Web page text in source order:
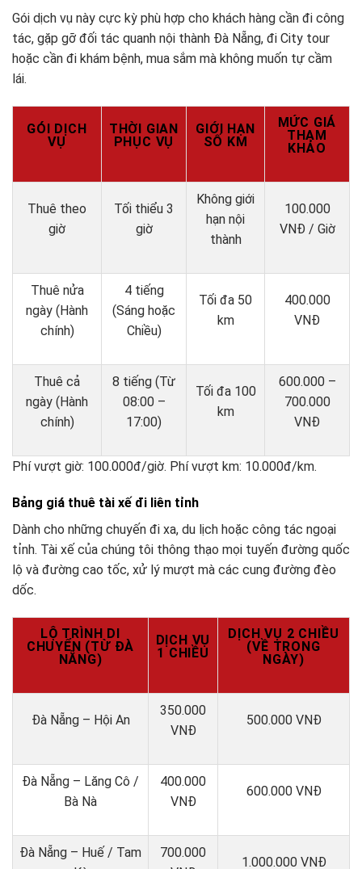
Gói dịch vụ này cực kỳ phù hợp cho khách hàng cần đi công
tác, gặp gỡ đối tác quanh nội thành Đà Nẵng, đi City tour
hoặc cần đi khám bệnh, mua sắm mà không muốn tự cầm
lái.
GÓI DỊCH
VỤ
THỜI GIAN
PHỤC VỤ
GIỚI HẠN
SỐ KM
MỨC GIÁ
THAM
KHẢO
Thuê theo
giờ
Tối thiểu 3
giờ
Không giới
hạn nội
thành
100.000
VNĐ / Giờ
Thuê nửa
ngày (Hành
chính)
4 tiếng
(Sáng hoặc
Chiều)
Tối đa 50
km
400.000
VNĐ
Thuê cả
ngày (Hành
chính)
8 tiếng (Từ
08:00 –
17:00)
Tối đa 100
km
600.000 –
700.000
VNĐ
Phí vượt giờ: 100.000đ/giờ. Phí vượt km: 10.000đ/km.
Bảng giá thuê tài xế đi liên tỉnh
Dành cho những chuyến đi xa, du lịch hoặc công tác ngoại
tỉnh. Tài xế của chúng tôi thông thạo mọi tuyến đường quốc
lộ và đường cao tốc, xử lý mượt mà các cung đường đèo
dốc.
LỘ TRÌNH DI
CHUYỂN (TỪ ĐÀ
NẴNG)
DỊCH VỤ
1 CHIỀU
DỊCH VỤ 2 CHIỀU
(VỀ TRONG
NGÀY)
Đà Nẵng – Hội An
350.000
VNĐ
500.000 VNĐ
Đà Nẵng – Lăng Cô /
Bà Nà
400.000
VNĐ
600.000 VNĐ
Đà Nẵng – Huế / Tam
700.000
1.000.000 VNĐ